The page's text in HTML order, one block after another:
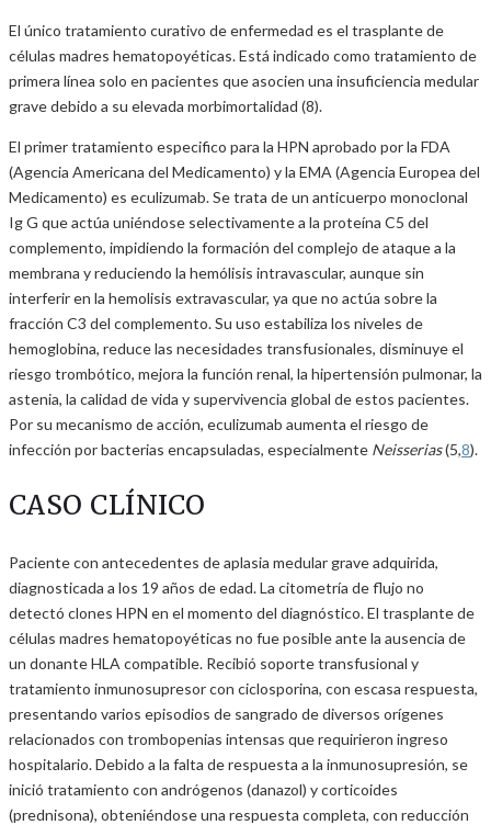
El único tratamiento curativo de enfermedad es el trasplante de
células madres hematopoyéticas. Está indicado como tratamiento de
primera línea solo en pacientes que asocien una insuficiencia medular
grave debido a su elevada morbimortalidad (8).
El primer tratamiento especifico para la HPN aprobado por la FDA
(Agencia Americana del Medicamento) y la EMA (Agencia Europea del
Medicamento) es eculizumab. Se trata de un anticuerpo monoclonal
Ig G que actúa uniéndose selectivamente a la proteína C5 del
complemento, impidiendo la formación del complejo de ataque a la
membrana y reduciendo la hemólisis intravascular, aunque sin
interferir en la hemolisis extravascular, ya que no actúa sobre la
fracción C3 del complemento. Su uso estabiliza los niveles de
hemoglobina, reduce las necesidades transfusionales, disminuye el
riesgo trombótico, mejora la función renal, la hipertensión pulmonar, la
astenia, la calidad de vida y supervivencia global de estos pacientes.
Por su mecanismo de acción, eculizumab aumenta el riesgo de
infección por bacterias encapsuladas, especialmente Neisserias(5,8).
CASO CLÍNICO
Paciente con antecedentes de aplasia medular grave adquirida,
diagnosticada a los 19 años de edad. La citometría de flujo no
detectó clones HPN en el momento del diagnóstico. El trasplante de
células madres hematopoyéticas no fue posible ante la ausencia de
un donante HLA compatible. Recibió soporte transfusional y
tratamiento inmunosupresor con ciclosporina, con escasa respuesta,
presentando varios episodios de sangrado de diversos orígenes
relacionados con trombopenias intensas que requirieron ingreso
hospitalario. Debido a la falta de respuesta a la inmunosupresión, se
inició tratamiento con andrógenos (danazol) y corticoides
(prednisona), obteniéndose una respuesta completa, con reducción